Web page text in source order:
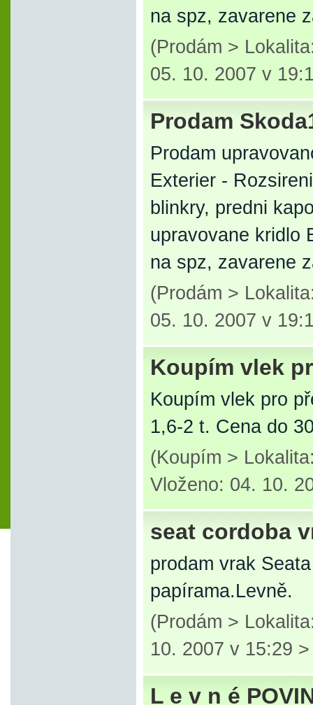
na spz, zavarene
(Prodám >
05. 10. 2007 v
Prodam
Prodam
Exterier -
blinkry, predni
upravovane kridlo
na spz, zavarene
(Prodám >
05. 10. 2007 v
Koupím vlek
Koupím vlek pro
1,6-2 t. Cena do
(Koupím >
Vloženo: 04. 10.
seat cordoba
prodam vrak
papírama.Levně.
(Prodám >
10. 2007 v 15:29
L e v n é